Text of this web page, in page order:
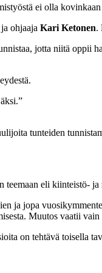
ei olla
ohjaaja Kari Ketonen.
jotta niitä oppii
tunteiden
eli kiinteistö-
ja jopa
Muutos vaatii vain
on tehtävä toisella